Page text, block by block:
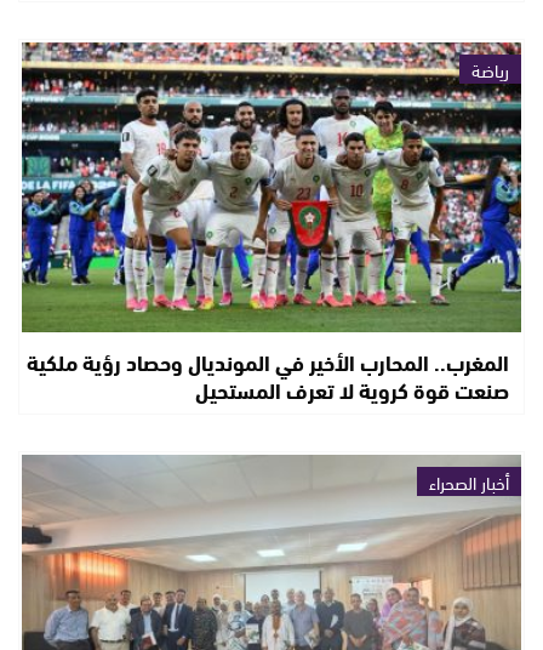
رياضة
المغرب.. المحارب الأخير في المونديال وحصاد رؤية ملكية
صنعت قوة كروية لا تعرف المستحيل
أخبار الصحراء